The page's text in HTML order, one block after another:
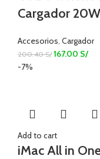
Cargador
Accesorios Cargador
200.40S/ 167.00 S/
-7%
Add to cart
iMac All in